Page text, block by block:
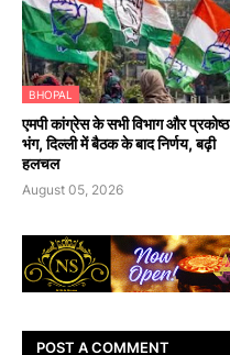
BHOPAL
एमपी कांग्रेस के सभी विभाग और प्रकोष्ठ
भंग, दिल्ली में बैठक के बाद निर्णय, बढ़ी
हलचल
August 05, 2026
POST A COMMENT